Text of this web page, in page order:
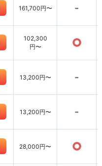
161,700円〜 -
102,300
円〜
○
13,200円〜 -
13,200円〜 -
28,000円〜 ○